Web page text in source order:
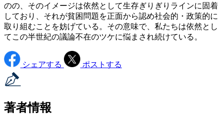
のの、そのイメージは依然として生存ぎりぎりラインに固着
しており、それが貧困問題を正面から認め社会的・政策的に
取り組むことを妨げている。その意味で、私たちは依然とし
てこの半世紀の議論不在のツケに悩まされ続けている。
シェアする ポストする
著者情報